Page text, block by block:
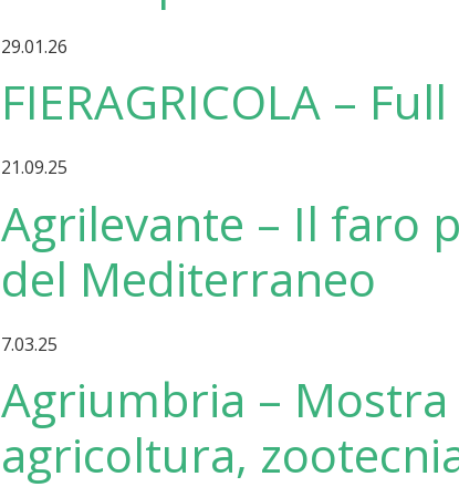
29.01.26
FIERAGRICOLA –
21.09.25
Agrilevante – Il faro
del Mediterraneo
7.03.25
Agriumbria – Mostra
agricoltura,